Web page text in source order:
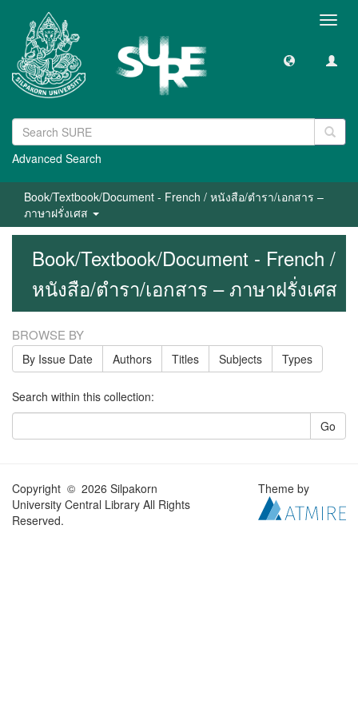
Advanced Search
Book/Textbook/Document - French / หนังสือ/ตำรา/เอกสาร –
ภาษาฝรั่งเศส
Book/Textbook/Document - French /
หนังสือ/ตำรา/เอกสาร – ภาษาฝรั่งเศส
BROWSE BY
By Issue Date Authors Titles Subjects Types
Search within this collection:
Go
Copyright © 2026 Silpakorn
University Central Library All Rights
Reserved.
Theme by